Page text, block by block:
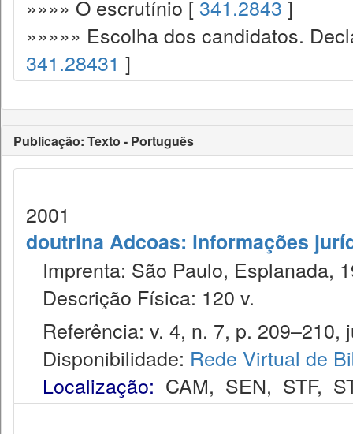
»»»» O escrutínio [ 341.2843 ]
»»»»» Escolha dos candidatos.
341.28431 ]
Publicação: Texto - Português
2001
doutrina Adcoas: informações
Imprenta: São Paulo, Esplanada,
Descrição Física: 120 v.
Referência: v. 4, n. 7, p. 209–210,
Disponibilidade: Rede Virtual de
Localização: CAM, SEN, STF,